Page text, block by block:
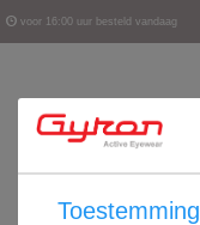
voor 16:00 uur besteld vandaag
Toestemming